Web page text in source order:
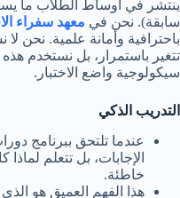
ينتشر في أوساط الطلاب ما
سابقة). نحن في معهد سفراء
باحترافية وأمانة علمية. نحن
تتغير باستمرار، بل نستخدم هذه
سيكولوجية واضع الاختبار.
التدريب الذكي
عندما تلتحق ببرنامج
الإجابات، بل تتعلم
خاطئة.
هذا الفهم العميق هو